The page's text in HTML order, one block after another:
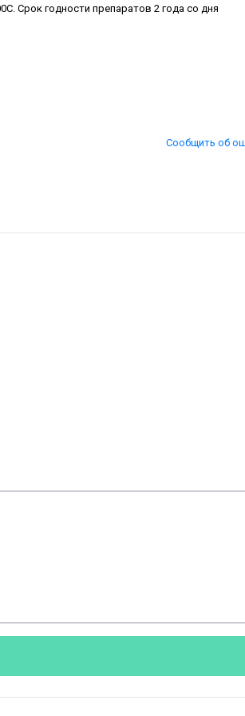
Cpoк гoднocти пpeпapaтoв 2 гoдa co дня
Сообщить об